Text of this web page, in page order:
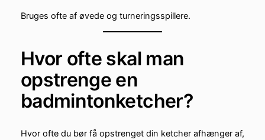
Bruges ofte af øvede og turneringsspillere.
Hvor ofte skal man
opstrenge en
badmintonketcher?
Hvor ofte du bør få opstrenget din ketcher afhænger af,